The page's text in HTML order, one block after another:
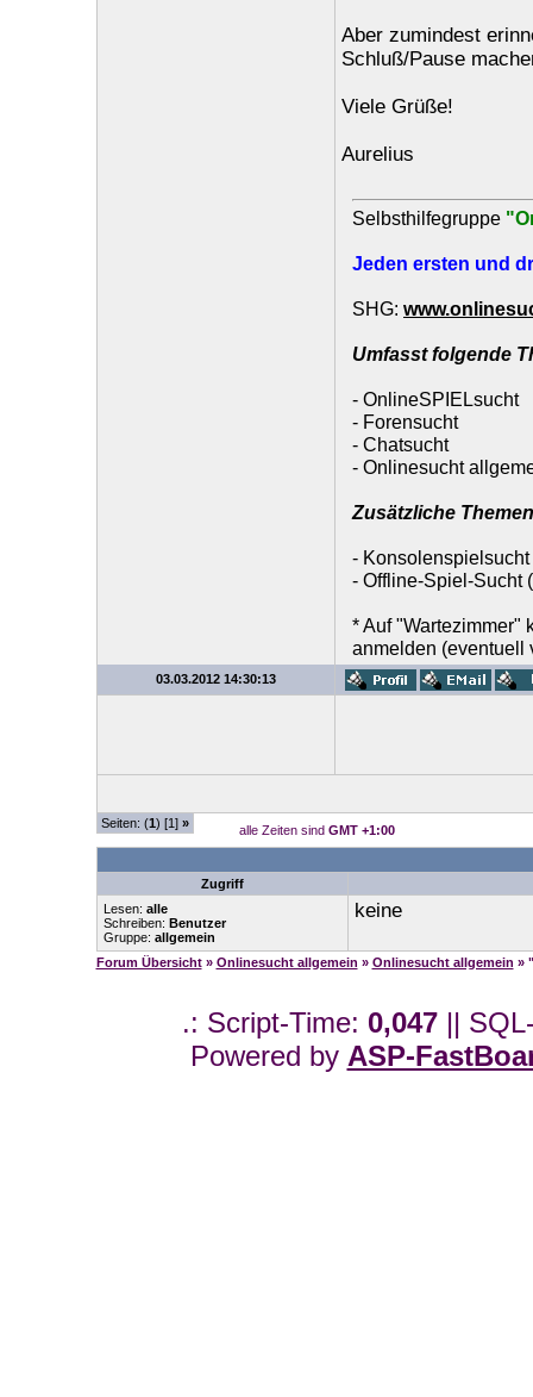
Aber zumindest
Schluß/Pause
Viele Grüße!
Aurelius
Selbsthilfegruppe
Jeden ersten und
SHG:
Umfasst folgende
- OnlineSPIELsucht
- Forensucht
- Chatsucht
- Onlinesucht
Zusätzliche
- Konsolenspielsucht
- Offline-Spiel-Sucht
* Auf "Wartezimmer"
anmelden (eventuell
03.03.2012 14:30:13
Seiten: (1) [1] » alle Zeiten sind GMT +1:00
Zugriff
Lesen: alle
Schreiben: Benutzer
Gruppe: allgemein
keine
Forum Übersicht » Onlinesucht allgemein » Onlinesucht allgemein »
.: Script-Time: 0,047 ||
Powered by ASP-